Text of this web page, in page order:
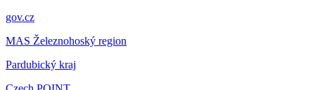
gov.cz
MAS Železnohoský region
Pardubický kraj